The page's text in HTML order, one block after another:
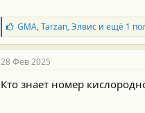
Б
л
а
г
о
д
а
GMA,Tarzan,Элвиси ещё 1
28 Фев 2025
Кто знает номер